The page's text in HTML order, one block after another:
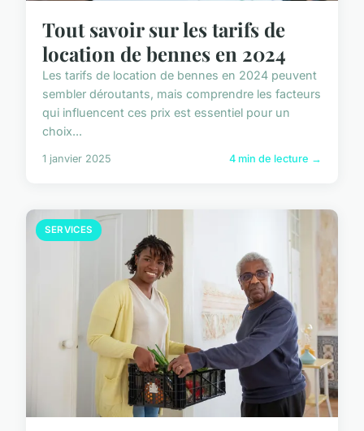
Tout savoir sur les tarifs de
location de bennes en 2024
Les tarifs de location de bennes en 2024 peuvent
sembler déroutants, mais comprendre les facteurs
qui influencent ces prix est essentiel pour un
choix...
1 janvier 2025 4 min de lecture →
SERVICES